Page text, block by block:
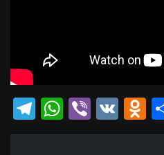
Telegram
Viber
VK